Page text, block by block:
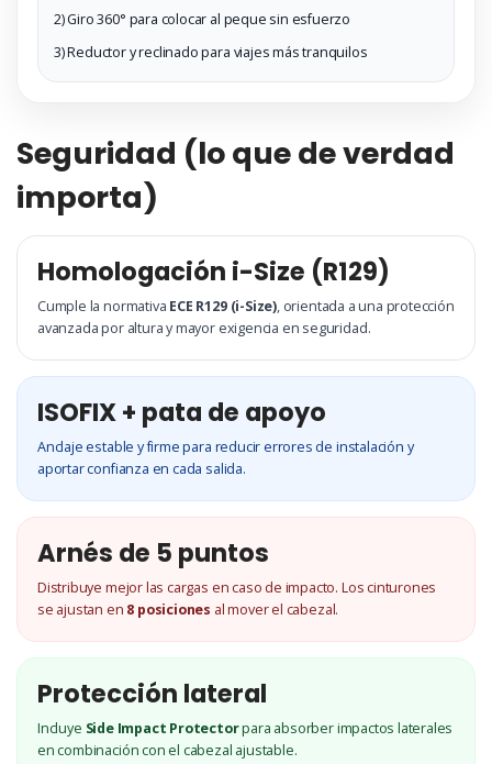
2) Giro 360° para colocar al peque sin esfuerzo
3) Reductor y reclinado para viajes más tranquilos
Seguridad (lo que de verdad
importa)
Homologación i-Size (R129)
Cumple la normativa ECE R129 (i-Size), orientada a una protección
avanzada por altura y mayor exigencia en seguridad.
ISOFIX + pata de apoyo
Anclaje estable y firme para reducir errores de instalación y
aportar confianza en cada salida.
Arnés de 5 puntos
Distribuye mejor las cargas en caso de impacto. Los cinturones
se ajustan en 8 posiciones al mover el cabezal.
Protección lateral
Incluye Side Impact Protectorpara absorber impactos laterales
en combinación con el cabezal ajustable.